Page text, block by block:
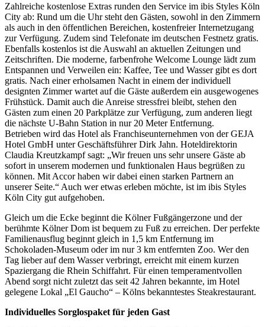
Zahlreiche kostenlose Extras runden den Service im ibis Styles Köln
City ab: Rund um die Uhr steht den Gästen, sowohl in den Zimmern
als auch in den öffentlichen Bereichen, kostenfreier Internetzugang
zur Verfügung. Zudem sind Telefonate im deutschen Festnetz gratis.
Ebenfalls kostenlos ist die Auswahl an aktuellen Zeitungen und
Zeitschriften. Die moderne, farbenfrohe Welcome Lounge lädt zum
Entspannen und Verweilen ein: Kaffee, Tee und Wasser gibt es dort
gratis. Nach einer erholsamen Nacht in einem der individuell
designten Zimmer wartet auf die Gäste außerdem ein ausgewogenes
Frühstück. Damit auch die Anreise stressfrei bleibt, stehen den
Gästen zum einen 20 Parkplätze zur Verfügung, zum anderen liegt
die nächste U-Bahn Station in nur 20 Meter Entfernung.
Betrieben wird das Hotel als Franchiseunternehmen von der GEJA
Hotel GmbH unter Geschäftsführer Dirk Jahn. Hoteldirektorin
Claudia Kreutzkampf sagt: „Wir freuen uns sehr unsere Gäste ab
sofort in unserem modernen und funktionalen Haus begrüßen zu
können. Mit Accor haben wir dabei einen starken Partnern an
unserer Seite.“ Auch wer etwas erleben möchte, ist im ibis Styles
Köln City gut aufgehoben.
Gleich um die Ecke beginnt die Kölner Fußgängerzone und der
berühmte Kölner Dom ist bequem zu Fuß zu erreichen. Der perfekte
Familienausflug beginnt gleich in 1,5 km Entfernung im
Schokoladen-Museum oder im nur 3 km entfernten Zoo. Wer den
Tag lieber auf dem Wasser verbringt, erreicht mit einem kurzen
Spaziergang die Rhein Schiffahrt. Für einen temperamentvollen
Abend sorgt nicht zuletzt das seit 42 Jahren bekannte, im Hotel
gelegene Lokal „El Gaucho“ – Kölns bekanntestes Steakrestaurant.
Individuelles Sorglospaket für jeden Gast